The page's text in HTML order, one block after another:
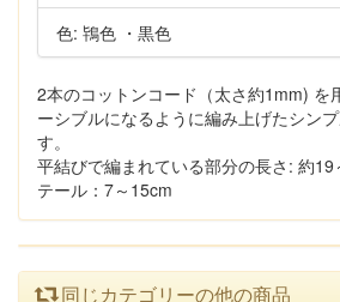
色: 鴇色 ・黒色
2本のコットンコード（太さ約1mm) を
ーシブルになるように編み上げたシン
す。
平結びで編まれている部分の長さ: 約
テール：7～15cm
同じカテゴリーの他の商品